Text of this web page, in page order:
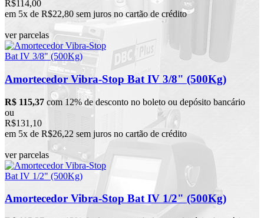
R$114,00
em 5x de R$22,80 sem juros no cartão de crédito
ver parcelas
Amortecedor Vibra-Stop Bat IV 3/8" (500Kg)
R$ 115,37 com 12% de desconto no boleto ou depósito bancário
ou
R$131,10
em 5x de R$26,22 sem juros no cartão de crédito
ver parcelas
Amortecedor Vibra-Stop Bat IV 1/2" (500Kg)